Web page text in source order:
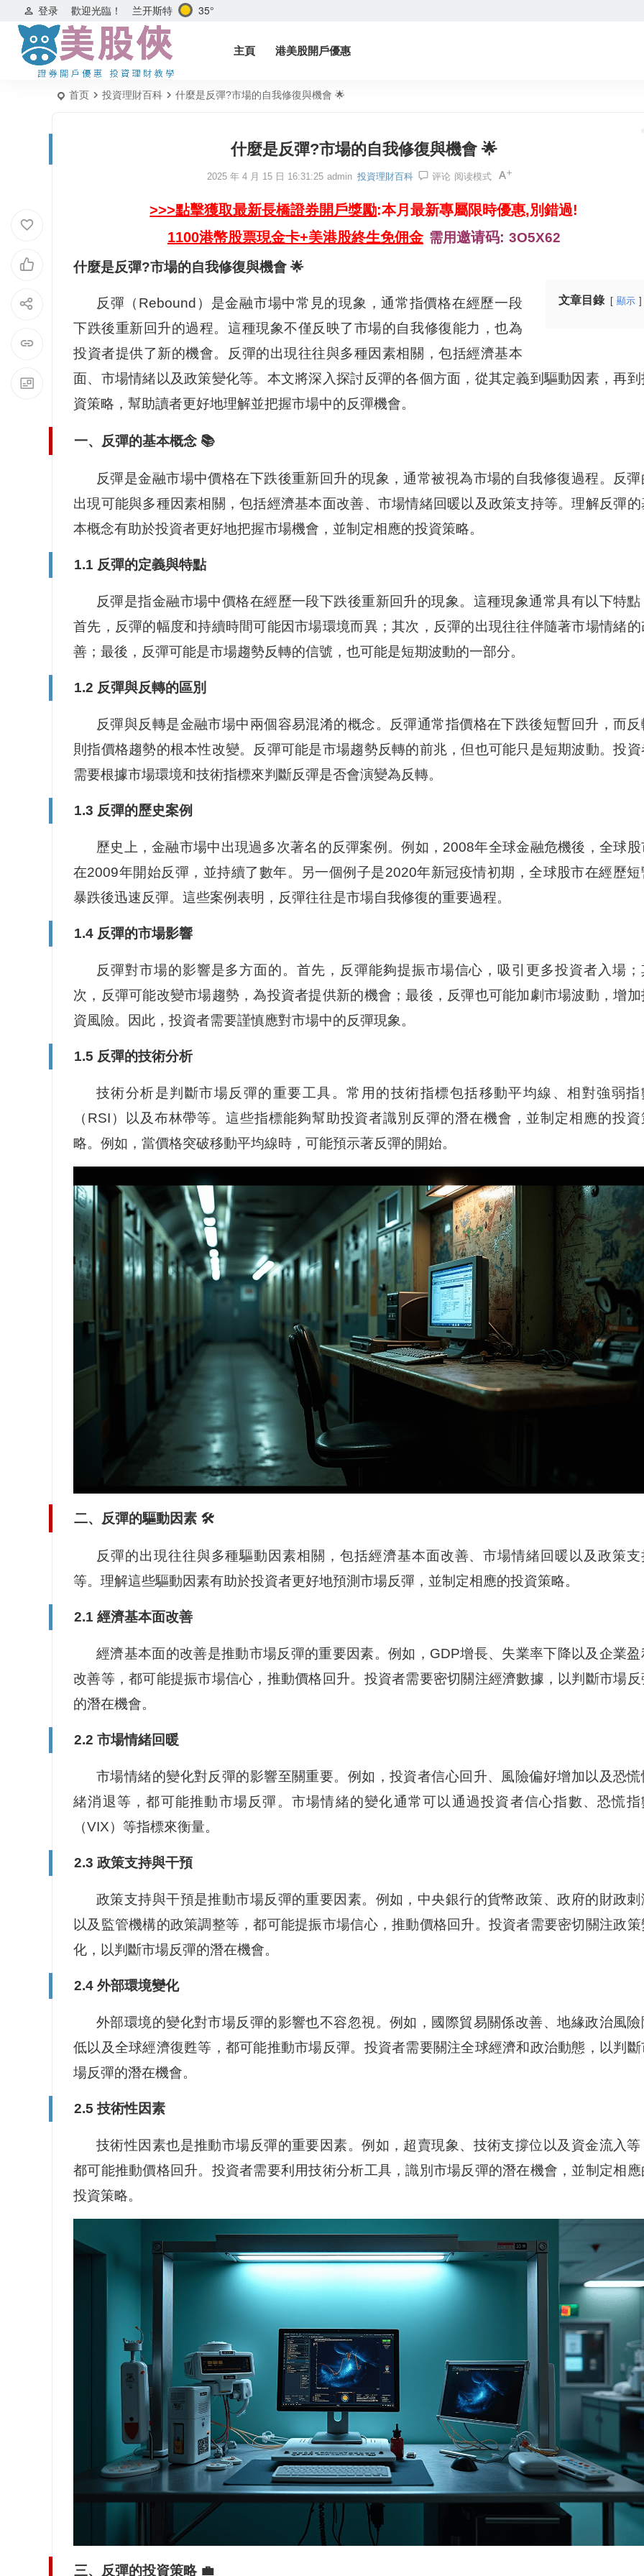
歡迎光臨！
登录 兰开斯特 35°
主頁 港美股開戶優惠
首页 投資理財百科 什麼是反彈?市場的自我修復與機會 🌟
什麼是反彈?市場的自我修復與機會 🌟
2025 年 4 月 15 日 16:31:25 admin 投資理財百科 评论 阅读模式
>>>點擊獲取最新長橋證券開戶獎勵:本月最新專屬限時優惠,別錯過!
1100港幣股票現金卡+美港股終生免佣金 需用邀请码: 3O5X62
什麼是反彈?市場的自我修復與機會 🌟
文章目錄 顯示
反彈（Rebound）是金融市場中常見的現象，通常指價格在經歷一段
下跌後重新回升的過程。這種現象不僅反映了市場的自我修復能力，也為
投資者提供了新的機會。反彈的出現往往與多種因素相關，包括經濟基本
面、市場情緒以及政策變化等。本文將深入探討反彈的各個方面，從其定義到驅動因素，再到
資策略，幫助讀者更好地理解並把握市場中的反彈機會。
一、反彈的基本概念 📚
反彈是金融市場中價格在下跌後重新回升的現象，通常被視為市場的自我修復過程。反彈
出現可能與多種因素相關，包括經濟基本面改善、市場情緒回暖以及政策支持等。理解反彈的
本概念有助於投資者更好地把握市場機會，並制定相應的投資策略。
1.1 反彈的定義與特點
反彈是指金融市場中價格在經歷一段下跌後重新回升的現象。這種現象通常具有以下特點
首先，反彈的幅度和持續時間可能因市場環境而異；其次，反彈的出現往往伴隨著市場情緒的
善；最後，反彈可能是市場趨勢反轉的信號，也可能是短期波動的一部分。
1.2 反彈與反轉的區別
反彈與反轉是金融市場中兩個容易混淆的概念。反彈通常指價格在下跌後短暫回升，而反
則指價格趨勢的根本性改變。反彈可能是市場趨勢反轉的前兆，但也可能只是短期波動。投資
需要根據市場環境和技術指標來判斷反彈是否會演變為反轉。
1.3 反彈的歷史案例
歷史上，金融市場中出現過多次著名的反彈案例。例如，2008年全球金融危機後，全球股
在2009年開始反彈，並持續了數年。另一個例子是2020年新冠疫情初期，全球股市在經歷短
暴跌後迅速反彈。這些案例表明，反彈往往是市場自我修復的重要過程。
1.4 反彈的市場影響
反彈對市場的影響是多方面的。首先，反彈能夠提振市場信心，吸引更多投資者入場；
次，反彈可能改變市場趨勢，為投資者提供新的機會；最後，反彈也可能加劇市場波動，增加
資風險。因此，投資者需要謹慎應對市場中的反彈現象。
1.5 反彈的技術分析
技術分析是判斷市場反彈的重要工具。常用的技術指標包括移動平均線、相對強弱指
（RSI）以及布林帶等。這些指標能夠幫助投資者識別反彈的潛在機會，並制定相應的投資
略。例如，當價格突破移動平均線時，可能預示著反彈的開始。
二、反彈的驅動因素 🛠️
反彈的出現往往與多種驅動因素相關，包括經濟基本面改善、市場情緒回暖以及政策支
等。理解這些驅動因素有助於投資者更好地預測市場反彈，並制定相應的投資策略。
2.1 經濟基本面改善
經濟基本面的改善是推動市場反彈的重要因素。例如，GDP增長、失業率下降以及企業盈
改善等，都可能提振市場信心，推動價格回升。投資者需要密切關注經濟數據，以判斷市場反
的潛在機會。
2.2 市場情緒回暖
市場情緒的變化對反彈的影響至關重要。例如，投資者信心回升、風險偏好增加以及恐慌
緒消退等，都可能推動市場反彈。市場情緒的變化通常可以通過投資者信心指數、恐慌指
（VIX）等指標來衡量。
2.3 政策支持與干預
政策支持與干預是推動市場反彈的重要因素。例如，中央銀行的貨幣政策、政府的財政刺
以及監管機構的政策調整等，都可能提振市場信心，推動價格回升。投資者需要密切關注政策
化，以判斷市場反彈的潛在機會。
2.4 外部環境變化
外部環境的變化對市場反彈的影響也不容忽視。例如，國際貿易關係改善、地緣政治風險
低以及全球經濟復甦等，都可能推動市場反彈。投資者需要關注全球經濟和政治動態，以判斷
場反彈的潛在機會。
2.5 技術性因素
技術性因素也是推動市場反彈的重要因素。例如，超賣現象、技術支撐位以及資金流入等
都可能推動價格回升。投資者需要利用技術分析工具，識別市場反彈的潛在機會，並制定相應
投資策略。
三、反彈的投資策略 💼